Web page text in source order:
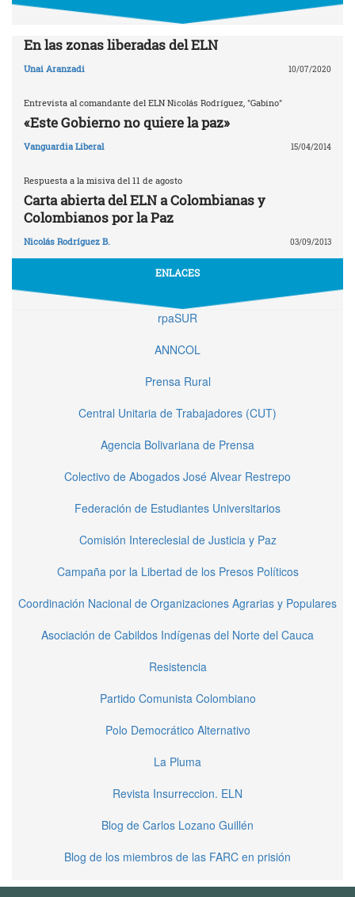
En las zonas liberadas del ELN
Unai Aranzadi 10/07/2020
Entrevista al comandante del ELN Nicolás Rodríguez, "Gabino"
«Este Gobierno no quiere la paz»
Vanguardia Liberal 15/04/2014
Respuesta a la misiva del 11 de agosto
Carta abierta del ELN a Colombianas y
Colombianos por la Paz
Nicolás Rodríguez B. 03/09/2013
ENLACES
rpaSUR
ANNCOL
Prensa Rural
Central Unitaria de Trabajadores (CUT)
Agencia Bolivariana de Prensa
Colectivo de Abogados José Alvear Restrepo
Federación de Estudiantes Universitarios
Comisión Intereclesial de Justicia y Paz
Campaña por la Libertad de los Presos Políticos
Coordinación Nacional de Organizaciones Agrarias y Populares
Asociación de Cabildos Indígenas del Norte del Cauca
Resistencia
Partido Comunista Colombiano
Polo Democrático Alternativo
La Pluma
Revista Insurreccion. ELN
Blog de Carlos Lozano Guillén
Blog de los miembros de las FARC en prisión